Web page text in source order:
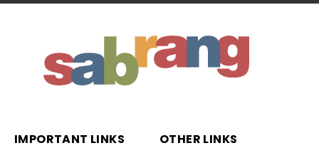
IMPORTANT LINKS OTHER LINKS